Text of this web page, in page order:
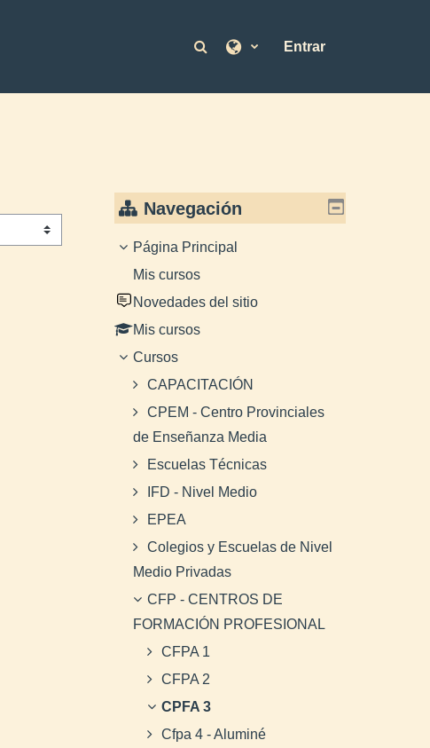
Selector de búsqueda de
Entrar
Navegación
Página Principal
Mis cursos
Novedades del sitio
Mis cursos
Cursos
CAPACITACIÓN
CPEM - Centro Provinciales
de Enseñanza Media
Escuelas Técnicas
IFD - Nivel Medio
EPEA
Colegios y Escuelas de Nivel
Medio Privadas
CFP - CENTROS DE
FORMACIÓN PROFESIONAL
CFPA 1
CFPA 2
CPFA 3
Cfpa 4 - Aluminé